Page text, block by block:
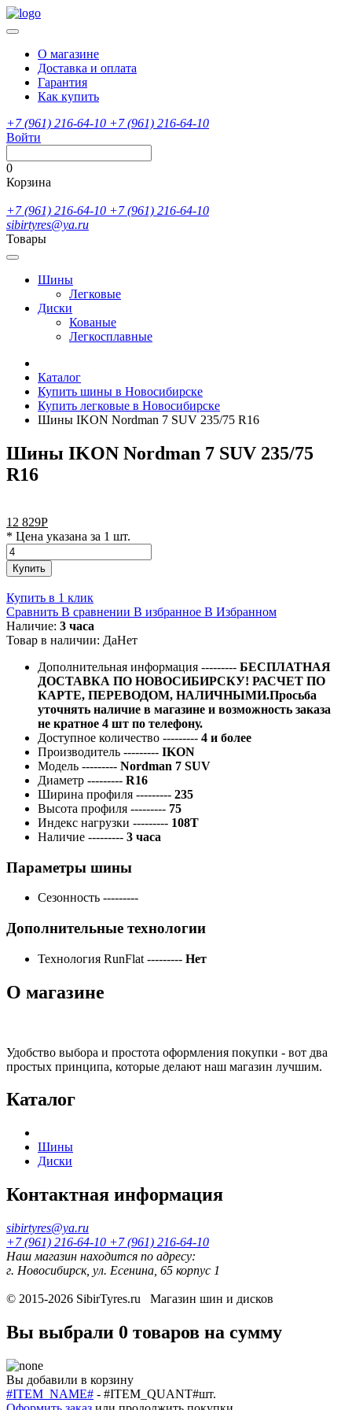
О магазине
Доставка и оплата
Гарантия
Как купить
+7 (961) 216-64-10 +7 (961) 216-64-10
Войти
0
Корзина
+7 (961) 216-64-10 +7 (961) 216-64-10
sibirtyres@ya.ru
Товары
Шины
Легковые
Диски
Кованые
Легкосплавные
Каталог
Купить шины в Новосибирске
Купить легковые в Новосибирске
Шины IKON Nordman 7 SUV 235/75 R16
Шины IKON Nordman 7 SUV 235/75
R16
12 829Р
* Цена указана за 1 шт.
Купить
Купить в 1 клик
Сравнить В сравнении В избранное В Избранном
Наличие: 3 часа
Товар в наличии: ДаНет
Дополнительная информация --------- БЕСПЛАТНАЯ
ДОСТАВКА ПО НОВОСИБИРСКУ! РАСЧЕТ ПО
КАРТЕ, ПЕРЕВОДОМ, НАЛИЧНЫМИ.Просьба
уточнять наличие в магазине и возможность заказа
не кратное 4 шт по телефону.
Доступное количество --------- 4 и более
Производитель --------- IKON
Модель --------- Nordman 7 SUV
Диаметр --------- R16
Ширина профиля --------- 235
Высота профиля --------- 75
Индекс нагрузки --------- 108T
Наличие --------- 3 часа
Параметры шины
Сезонность ---------
Дополнительные технологии
Технология RunFlat --------- Нет
О магазине
Удобство выбора и простота оформления покупки - вот два
простых принципа, которые делают наш магазин лучшим.
Каталог
Шины
Диски
Контактная информация
sibirtyres@ya.ru
+7 (961) 216-64-10 +7 (961) 216-64-10
Наш магазин находится по адресу:
г. Новосибирск, ул. Есенина, 65 корпус 1
© 2015-2026 SibirTyres.ru Магазин шин и дисков
Вы выбрали 0 товаров на сумму
Вы добавили в корзину
#ITEM_NAME# - #ITEM_QUANT#шт.